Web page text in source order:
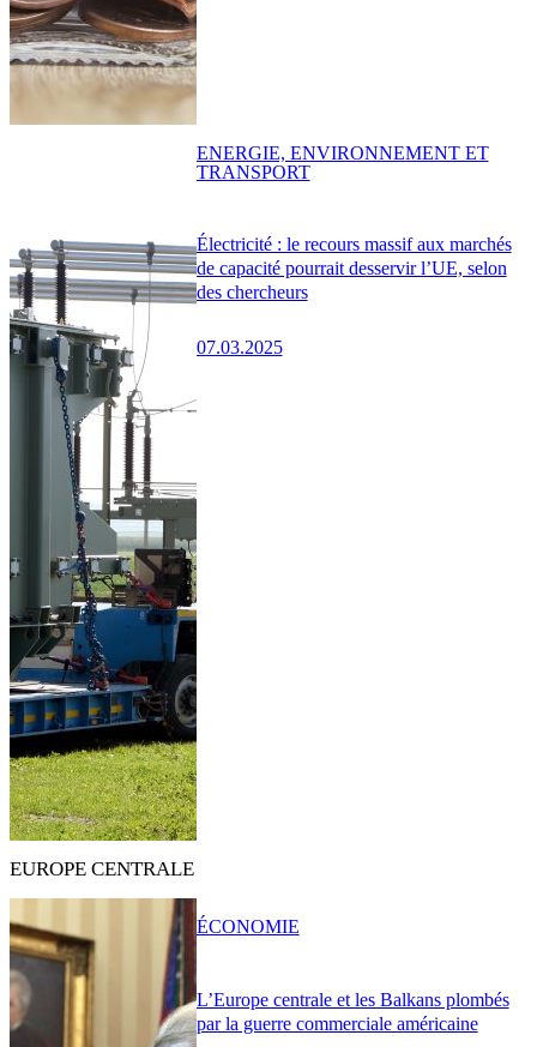
Électricité : le recours massif aux marchés
de capacité pourrait desservir l’UE, selon
des chercheurs
07.03.2025
ENERGIE, ENVIRONNEMENT ET
TRANSPORT
EUROPE CENTRALE
L’Europe centrale et les Balkans plombés
par la guerre commerciale américaine
ÉCONOMIE